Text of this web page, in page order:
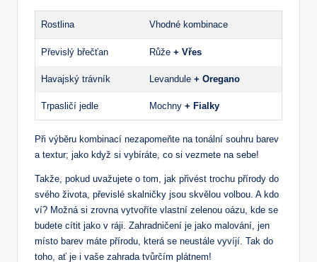
Rostlina Vhodné kombinace
Převislý břečťan Růže + Vřes
Havajský trávník Levandule + Oregano
Trpasličí jedle Mochny + Fialky
Při výběru kombinací nezapomeňte na tonální souhru barev
a textur; jako když si vybíráte, co si vezmete na sebe!
Takže, pokud uvažujete o tom, jak přivést trochu přírody do
svého života, převislé skalničky jsou skvělou volbou. A kdo
ví? Možná si zrovna vytvoříte vlastní zelenou oázu, kde se
budete cítit jako v ráji. Zahradničení je jako malování, jen
místo barev máte přírodu, která se neustále vyvíjí. Tak do
toho, ať je i vaše zahrada tvůrčím plátnem!